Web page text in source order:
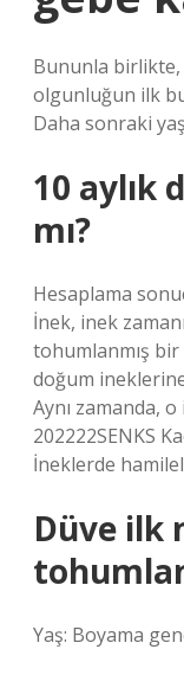
Bununla birlikte,
olgunluğun ilk
Daha sonraki
10 aylık
mı?
Hesaplama
İnek, inek
tohumlanmış
doğum
Aynı zamanda,
202222SENKS
İneklerde
Düve ilk
Yaş: Boyama